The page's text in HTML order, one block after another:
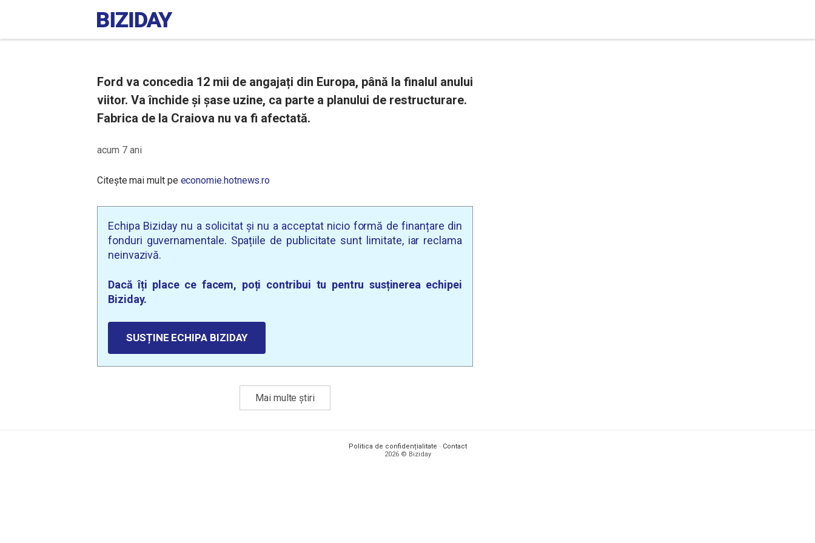
Ford va concedia 12 mii de angajați din Europa, până la finalul anului
viitor. Va închide și șase uzine, ca parte a planului de restructurare.
Fabrica de la Craiova nu va fi afectată.
acum 7 ani
Citește mai mult pe economie.hotnews.ro
Echipa Biziday nu a solicitat și nu a acceptat nicio formă de finanțare din
fonduri guvernamentale. Spațiile de publicitate sunt limitate, iar reclama
neinvazivă.
Dacă îți place ce facem, poți contribui tu pentru susținerea echipei
Biziday.
SUSȚINE ECHIPA BIZIDAY
Mai multe știri
Politica de confidențialitate · Contact
2026 © Biziday